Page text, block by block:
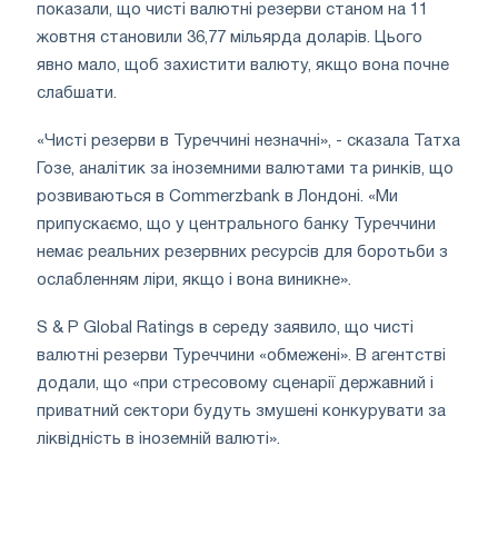
показали, що чисті валютні резерви станом на 11
жовтня становили 36,77 мільярда доларів. Цього
явно мало, щоб захистити валюту, якщо вона почне
слабшати.
«Чисті резерви в Туреччині незначні», - сказала Татха
Гозе, аналітик за іноземними валютами та ринків, що
розвиваються в Commerzbank в Лондоні. «Ми
припускаємо, що у центрального банку Туреччини
немає реальних резервних ресурсів для боротьби з
ослабленням ліри, якщо і вона виникне».
S & P Global Ratings в середу заявило, що чисті
валютні резерви Туреччини «обмежені». В агентстві
додали, що «при стресовому сценарії державний і
приватний сектори будуть змушені конкурувати за
ліквідність в іноземній валюті».